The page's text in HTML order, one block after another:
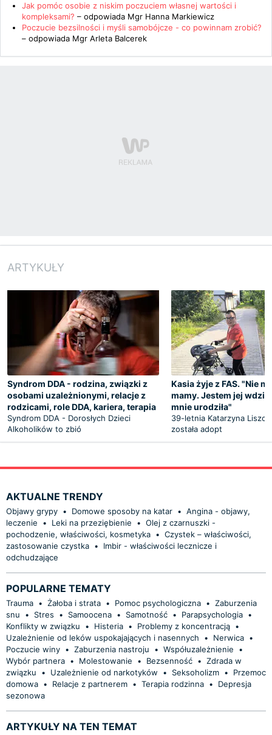
Jak pomóc osobie z niskim poczuciem własnej wartości i
kompleksami? – odpowiada Mgr Hanna Markiewicz
Poczucie bezsilności i myśli samobójcze - co powinnam zrobić?
– odpowiada Mgr Arleta Balcerek
ARTYKUŁY
Syndrom DDA - rodzina, związki z
osobami uzależnionymi, relacje z
rodzicami, role DDA, kariera, terapia
Syndrom DDA - Dorosłych Dzieci
Alkoholików to zbió
Kasia żyje z FAS. "Nie
mamy. Jestem jej
mnie urodziła"
39-letnia Katarzyna
została adopt
AKTUALNE TRENDY
Objawy grypy • Domowe sposoby na katar • Angina - objawy,
leczenie
• Leki na przeziębienie • Olej z czarnuszki -
pochodzenie, właściwości, kosmetyka • Czystek – właściwości,
zastosowanie czystka •
Imbir - właściwości lecznicze i
odchudzające
POPULARNE TEMATY
Trauma • Żałoba i strata • Pomoc psychologiczna • Zaburzenia
snu
• Stres • Samoocena • Samotność • Parapsychologia •
Konflikty w związku
• Histeria • Problemy z koncentracją •
Uzależnienie od leków uspokajających i nasennych
• Nerwica •
Poczucie winy • Zaburzenia nastroju • Współuzależnienie
•
Wybór partnera • Molestowanie • Bezsenność • Zdrada w
związku
• Uzależnienie od narkotyków • Seksoholizm •
Przemoc
domowa • Relacje z partnerem • Terapia rodzinna •
Depresja
sezonowa
ARTYKUŁY NA TEN TEMAT